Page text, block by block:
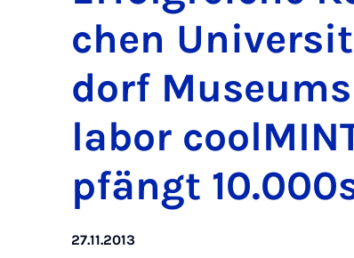
chen
dorf
labor
pfängt
27.11.2013